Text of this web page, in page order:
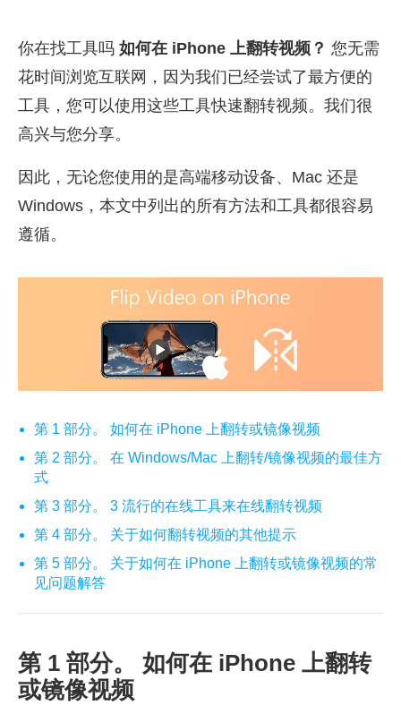
你在找工具吗 如何在 iPhone 上翻转视频？ 您无需
花时间浏览互联网，因为我们已经尝试了最方便的
工具，您可以使用这些工具快速翻转视频。我们很
高兴与您分享。
因此，无论您使用的是高端移动设备、Mac 还是
Windows，本文中列出的所有方法和工具都很容易
遵循。
第 1 部分。 如何在 iPhone 上翻转或镜像视频
第 2 部分。 在 Windows/Mac 上翻转/镜像视频的最佳方
式
第 3 部分。 3 流行的在线工具来在线翻转视频
第 4 部分。 关于如何翻转视频的其他提示
第 5 部分。 关于如何在 iPhone 上翻转或镜像视频的常
见问题解答
第 1 部分。 如何在 iPhone 上翻转
或镜像视频